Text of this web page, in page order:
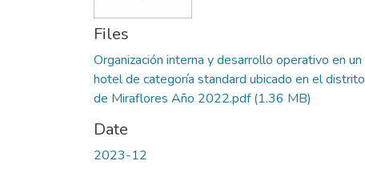
Files
Organización interna y desarrollo operativo en un
hotel de categoría standard ubicado en el distrito
de Miraflores Año 2022.pdf(1.36 MB)
Date
2023-12